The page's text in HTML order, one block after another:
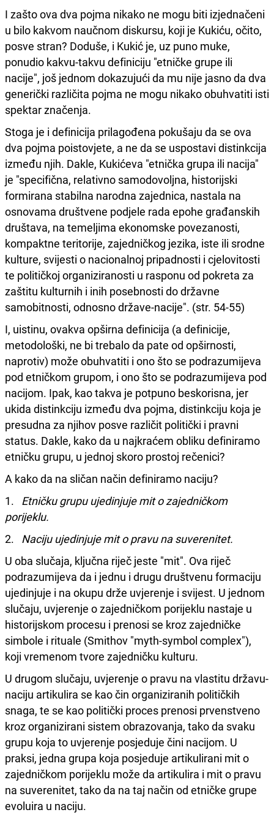
I zašto ova dva pojma nikako ne mogu biti izjednačeni
u bilo kakvom naučnom diskursu, koji je Kukiću, očito,
posve stran? Doduše, i Kukić je, uz puno muke,
ponudio kakvu-takvu definiciju "etničke grupe ili
nacije", još jednom dokazujući da mu nije jasno da dva
generički različita pojma ne mogu nikako obuhvatiti isti
spektar značenja.
Stoga je i definicija prilagođena pokušaju da se ova
dva pojma poistovjete, a ne da se uspostavi distinkcija
između njih. Dakle, Kukićeva "etnička grupa ili nacija"
je "specifična, relativno samodovoljna, historijski
formirana stabilna narodna zajednica, nastala na
osnovama društvene podjele rada epohe građanskih
društava, na temeljima ekonomske povezanosti,
kompaktne teritorije, zajedničkog jezika, iste ili srodne
kulture, svijesti o nacionalnoj pripadnosti i cjelovitosti
te političkoj organiziranosti u rasponu od pokreta za
zaštitu kulturnih i inih posebnosti do državne
samobitnosti, odnosno države-nacije". (str. 54-55)
I, uistinu, ovakva opširna definicija (a definicije,
metodološki, ne bi trebalo da pate od opširnosti,
naprotiv) može obuhvatiti i ono što se podrazumijeva
pod etničkom grupom, i ono što se podrazumijeva pod
nacijom. Ipak, kao takva je potpuno beskorisna, jer
ukida distinkciju između dva pojma, distinkciju koja je
presudna za njihov posve različit politički i pravni
status. Dakle, kako da u najkraćem obliku definiramo
etničku grupu, u jednoj skoro prostoj rečenici?
A kako da na sličan način definiramo naciju?
1. Etničku grupu ujedinjuje mit o zajedničkom
porijeklu.
2. Naciju ujedinjuje mit o pravu na suverenitet.
U oba slučaja, ključna riječ jeste "mit". Ova riječ
podrazumijeva da i jednu i drugu društvenu formaciju
ujedinjuje i na okupu drže uvjerenje i svijest. U jednom
slučaju, uvjerenje o zajedničkom porijeklu nastaje u
historijskom procesu i prenosi se kroz zajedničke
simbole i rituale (Smithov "myth-symbol complex"),
koji vremenom tvore zajedničku kulturu.
U drugom slučaju, uvjerenje o pravu na vlastitu državu-
naciju artikulira se kao čin organiziranih političkih
snaga, te se kao politički proces prenosi prvenstveno
kroz organizirani sistem obrazovanja, tako da svaku
grupu koja to uvjerenje posjeduje čini nacijom. U
praksi, jedna grupa koja posjeduje artikulirani mit o
zajedničkom porijeklu može da artikulira i mit o pravu
na suverenitet, tako da na taj način od etničke grupe
evoluira u naciju.